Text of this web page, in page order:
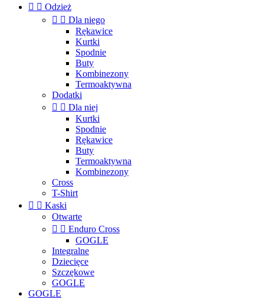
  Odzież
  Dla niego
Rękawice
Kurtki
Spodnie
Buty
Kombinezony
Termoaktywna
Dodatki
  Dla niej
Kurtki
Spodnie
Rękawice
Buty
Termoaktywna
Kombinezony
Cross
T-Shirt
  Kaski
Otwarte
  Enduro Cross
GOGLE
Integralne
Dziecięce
Szczękowe
GOGLE
GOGLE